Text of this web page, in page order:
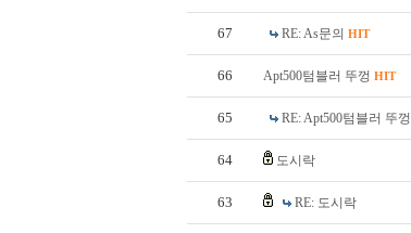
67 RE: As문의 HIT
66 Apt500텀블러 뚜껑 HIT
65 RE: Apt500텀블러 뚜껑
64 도시락
63 RE: 도시락